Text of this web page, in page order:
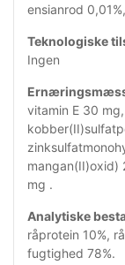
ensianrod
Teknologiske
Ingen
vitamin E 30
mangan(II)oxid)
mg .
Analytiske
råprotein 10%,
fugtighed 78%.